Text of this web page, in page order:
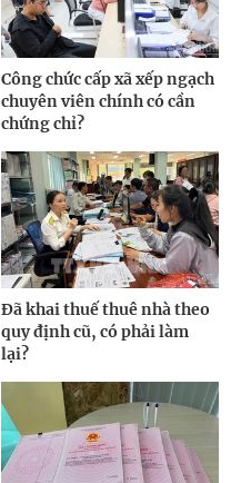
Công chức cấp xã xếp ngạch
chuyên viên chính có cần
chứng chỉ?
Đã khai thuế thuê nhà theo
quy định cũ, có phải làm
lại?